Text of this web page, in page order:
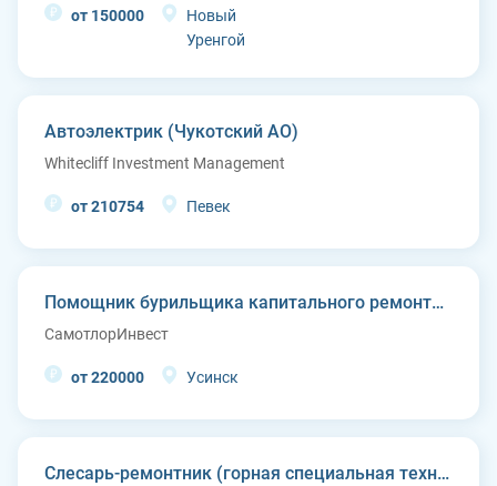
от 150000
Новый
Уренгой
Автоэлектрик (Чукотский АО)
Whitecliff Investment Management
от 210754 Певек
Помощник бурильщика капитального ремонта скважин (КРС)
СамотлорИнвест
от 220000 Усинск
Слесарь-ремонтник (горная специальная техника)